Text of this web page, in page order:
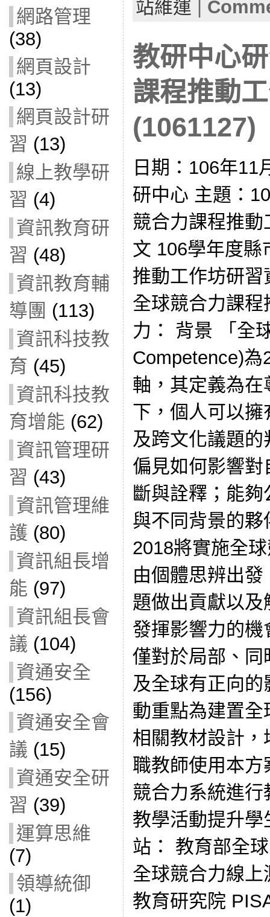
網路管理
(38)
網頁設計
(13)
網頁設計研
習 (13)
線上教學研
習 (4)
資訊教育研
習 (48)
資訊教育輔
導團 (113)
資訊科技教
育 (45)
資訊科技教
育增能 (62)
資訊管理研
習 (43)
資訊管理維
護 (80)
資訊組長增
能 (97)
資訊組長會
議 (104)
資通安全
(156)
資通安全會
議 (15)
資通安全研
習 (39)
運算思維
(7)
領導統御
(1)
站維運
教研中心
課程推動
(1061127)
日期：106年11
研中心 主題：
競合力課程推
文 106學年度縣
推動工作坊研
全球競合力課
力： 背景 「全
Competence)
軸，其定義為
下，個人可以
及跨文化議題
偏見如何影響
斷與詮釋；能
與不同背景的
2018將實施全
由個體思辨出
題做出貢獻以
發揮影響力的
僅對於局部、
及全球有正向
動重點為建置
相關教材設計
職教師使用本
競合力系統進
教學活動提升
站： 教育部全
全球競合力線
教育研究院